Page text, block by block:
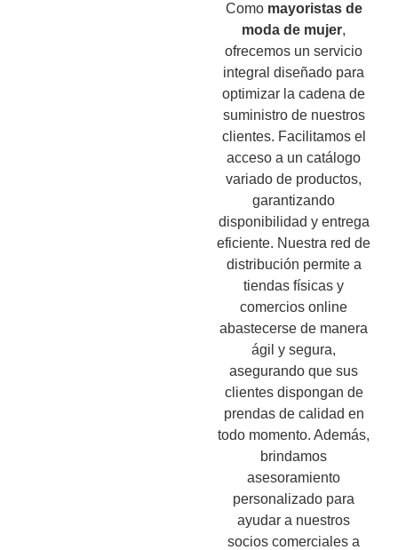
Como mayoristas de
moda de mujer,
ofrecemos un servicio
integral diseñado para
optimizar la cadena de
suministro de nuestros
clientes. Facilitamos el
acceso a un catálogo
variado de productos,
garantizando
disponibilidad y entrega
eficiente. Nuestra red de
distribución permite a
tiendas físicas y
comercios online
abastecerse de manera
ágil y segura,
asegurando que sus
clientes dispongan de
prendas de calidad en
todo momento. Además,
brindamos
asesoramiento
personalizado para
ayudar a nuestros
socios comerciales a